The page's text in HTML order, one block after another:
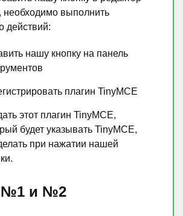
необходимо выполнить
действий:
нашу кнопку на панель
плагин TinyMCE
этот плагин TinyMCE,
будет указывать TinyMCE,
при нажатии нашей
№1 и №2